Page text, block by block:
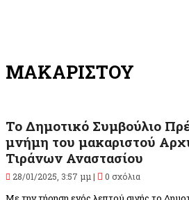
ΜΑΚΑΡΙΣΤΟΥ
Το Δημοτικό Συμβούλιο
μνήμη του μακαριστού
Τιράνων Αναστασίου
28/01/2025, 3:57 μμ | 0 σχόλια